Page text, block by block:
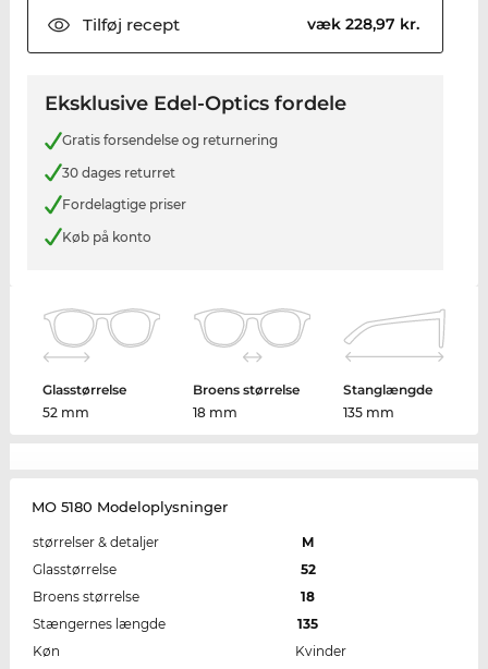
Tilføj recept væk 228,97 kr.
Eksklusive Edel-Optics fordele
Gratis forsendelse og returnering
30 dages returret
Fordelagtige priser
Køb på konto
Glasstørrelse
52 mm
Broens størrelse
18 mm
Stanglængde
135 mm
MO 5180 Modeloplysninger
størrelser & detaljer
M
Glasstørrelse
52
Broens størrelse
18
Stængernes længde
135
Køn
Kvinder